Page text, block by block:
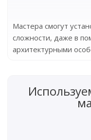
Мастера смогут
сложности, даже в
архитектурными